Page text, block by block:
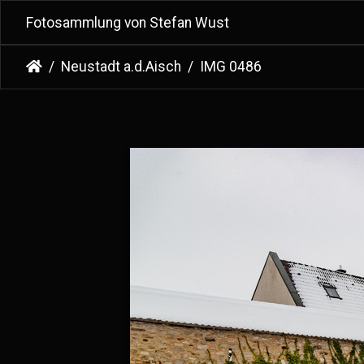
Fotosammlung von Stefan Wust
Neustadt a.d.Aisch IMG 0486